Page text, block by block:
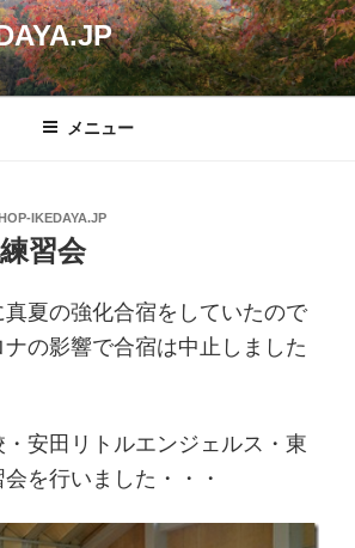
メニュー
IKEDAYA.JP
習会
夏の強化合宿をしていたので
の影響で合宿は中止しました
安田リトルエンジェルス・東
を行いました・・・